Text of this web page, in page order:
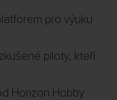
pro výuku
piloty, kteří
Horizon Hobby